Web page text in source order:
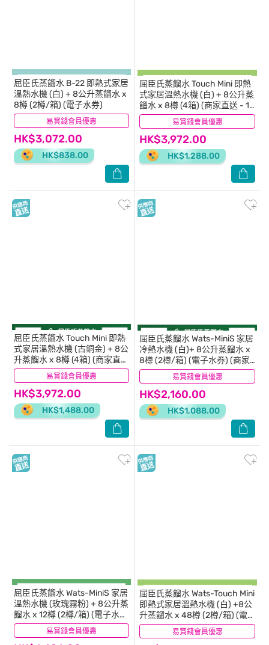
易賞錢會員優惠
屈臣氏蒸餾水 B-22 即熱式家居
溫熱水機 (白) + 8公升蒸餾水 x
8樽 (2樽/箱) (電子水券)
HK$3,072.00
HK$838.00
(7) 易賞錢會員優惠
屈臣氏蒸餾水Touch Mini 即熱
式家居溫熱水機 (白) + 8公升蒸
餾水 x 8樽 (4箱) (商家直送 - 10
個工作天內送到府上)
HK$3,972.00
HK$1,288.00
(3)
易賞錢會員優惠
屈臣氏蒸餾水Touch Mini 即熱
式家居溫熱水機 (古銅金) + 8公
升蒸餾水 x 8樽 (4箱) (商家直送
- 10個工作天內送到府上)
HK$3,972.00
HK$1,488.00
(4) 易賞錢會員優惠
屈臣氏蒸餾水Wats-MiniS 家居
冷熱水機 (白)+ 8公升蒸餾水 x
8樽 (2樽/箱) (電子水券) (商家
直送 - 10個工作天內送到府上)
HK$2,160.00
HK$1,088.00
(6)
易賞錢會員優惠
屈臣氏蒸餾水Wats-MiniS 家居
溫熱水機 (玫瑰霧粉) + 8公升蒸
餾水 x 12樽 (2樽/箱) (電子水
券) (商家直送 - 10個工作天內
送到府上)
(8) 易賞錢會員優惠
屈臣氏蒸餾水Wats-Touch Mini
即熱式家居溫熱水機 (白) +8公
升蒸餾水 x 48樽 (2樽/箱) (電
子水券)(商家直送 - 10個工作天
內送到府上)
(0)